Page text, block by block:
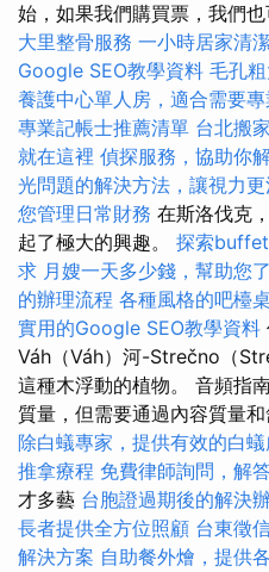
始，如果我們購買票，我們也
大里整骨服務 一小時居家清
Google SEO教學資料 毛孔
養護中心單人房，適合需要
專業記帳士推薦清單 台北搬
就在這裡 偵探服務，協助你
光問題的解決方法，讓視力
您管理日常財務 在斯洛伐克
起了極大的興趣。 探索
求 月嫂一天多少錢，幫助您
的辦理流程 各種風格的吧檯
實用的Google SEO教學資料
Váh（Váh）河-Strečno（
這種木浮動的植物。 音頻指
質量，但需要通過內容質量
除白蟻專家，提供有效的白
推拿療程 免費律師詢問，解
才多藝 台胞證過期後的解決
長者提供全方位照顧 台東徵
解決方案 自助餐外燴，提供